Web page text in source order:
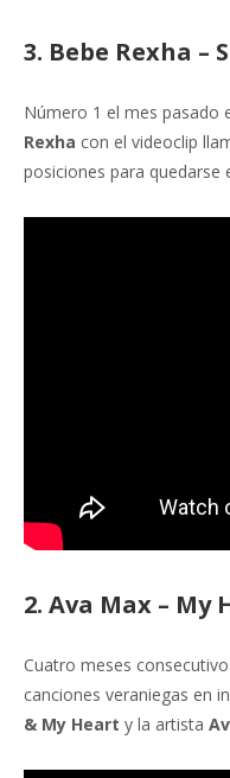
3. Bebe Rexha –
Número 1 el mes pasado
Rexha con el videoclip
posiciones para quedarse
2. Ava Max – My
Cuatro meses
canciones veraniegas en
& My Heart y la artista